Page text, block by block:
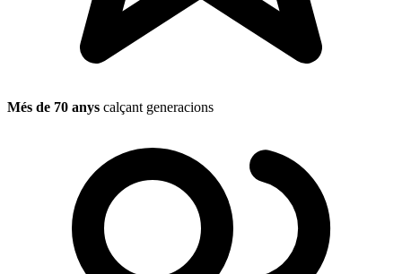
Més de 70 anys calçant generacions